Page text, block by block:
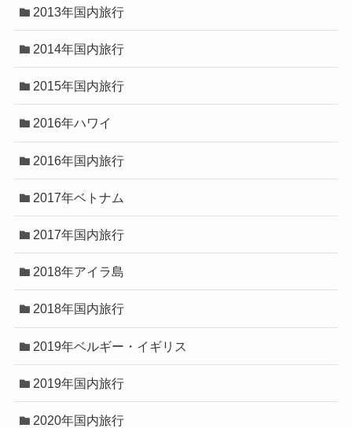
2013年国内旅行
2014年国内旅行
2015年国内旅行
2016年ハワイ
2016年国内旅行
2017年ベトナム
2017年国内旅行
2018年アイラ島
2018年国内旅行
2019年ベルギー・イギリス
2019年国内旅行
2020年国内旅行